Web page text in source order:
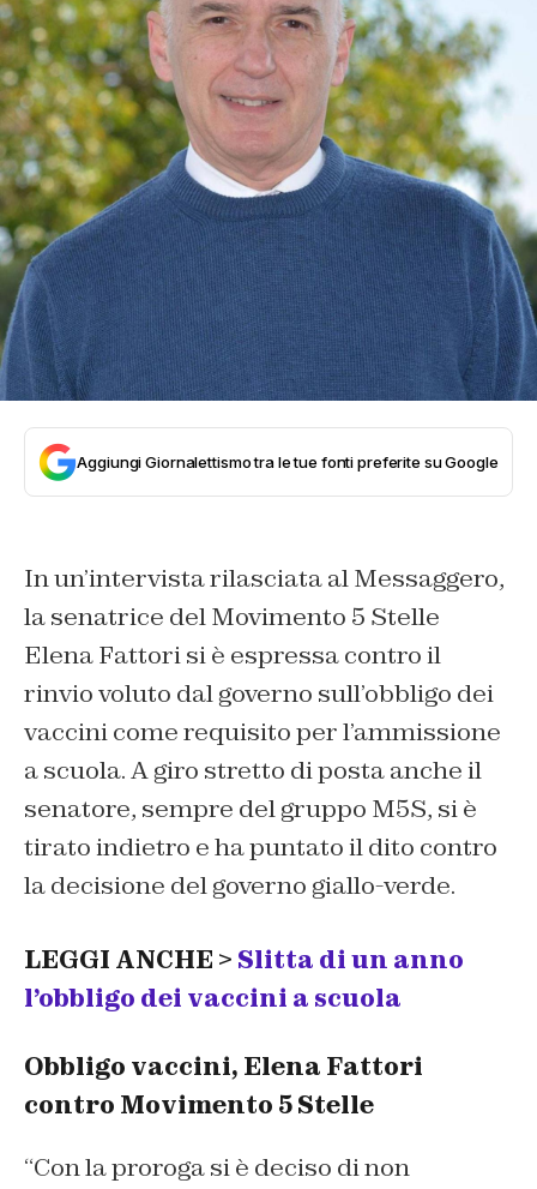
Aggiungi Giornalettismo tra le tue fonti preferite su Google
In un’intervista rilasciata al Messaggero,
la senatrice del Movimento 5 Stelle
Elena Fattori si è espressa contro il
rinvio voluto dal governo sull’obbligo dei
vaccini come requisito per l’ammissione
a scuola. A giro stretto di posta anche il
senatore, sempre del gruppo M5S, si è
tirato indietro e ha puntato il dito contro
la decisione del governo giallo-verde.
LEGGI ANCHE > Slitta di un anno
l’obbligo dei vaccini a scuola
Obbligo vaccini, Elena Fattori
contro Movimento 5 Stelle
“Con la proroga si è deciso di non